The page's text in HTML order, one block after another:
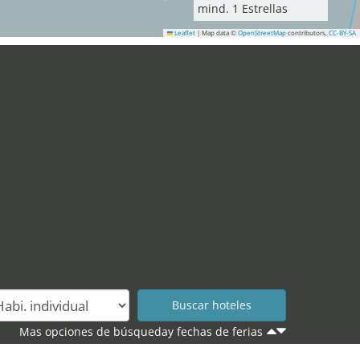
Leaflet | Map data © OpenStreetMap contributors, CC-BY-SA
mind. 1 Estrellas
Mas opciones de búsqueday fechas de ferias